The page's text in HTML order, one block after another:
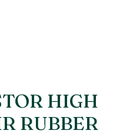
HIGH
RUBBER